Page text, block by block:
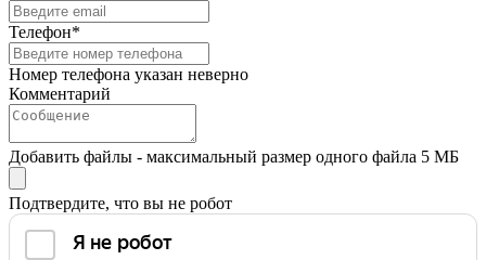
Телефон*
Номер телефона указан неверно
Комментарий
Добавить файлы - максимальный размер одного файла 5 МБ
Подтвердите, что вы не робот